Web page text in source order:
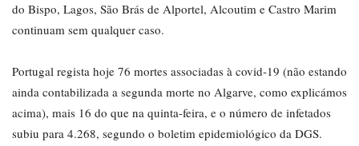
do Bispo, Lagos, São Brás de Alportel, Alcoutim e Castro Marim
continuam sem qualquer caso.
Portugal regista hoje 76 mortes associadas à covid-19 (não estando
ainda contabilizada a segunda morte no Algarve, como explicámos
acima), mais 16 do que na quinta-feira, e o número de infetados
subiu para 4.268, segundo o boletim epidemiológico da DGS.